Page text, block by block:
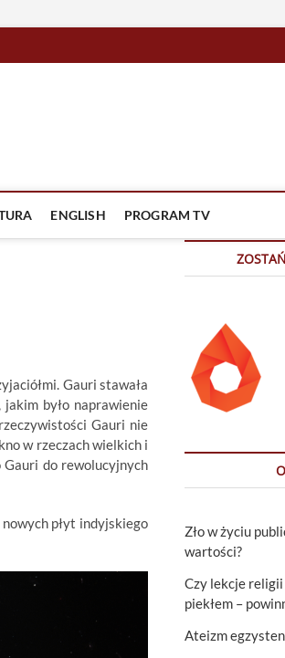
ENGLISH PROGRAM TV
Gauri stawała
było naprawienie
Gauri nie
w rzeczach wielkich i
Gauri do rewolucyjnych
płyt indyjskiego
Zło w życiu
wartości?
Czy lekcje
piekłem –
Ateizm